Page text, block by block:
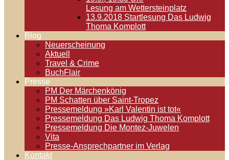
Lesung am Wettersteinplatz
13.9.2018 Startlesung Das Ludwig
Thoma Komplott
Blog
Neuerscheinung
Aktuell
Travel & Crime
BuchFlair
Presse
PM Der Märchenkönig
PM Schatten über Saint-Tropez
Pressemeldung »Karl Valentin ist tot«
Pressemeldung Das Ludwig Thoma Komplott
Pressemeldung Die Montez-Juwelen
Vita
Presse-Ansprechpartner im Verlag
Kontakt